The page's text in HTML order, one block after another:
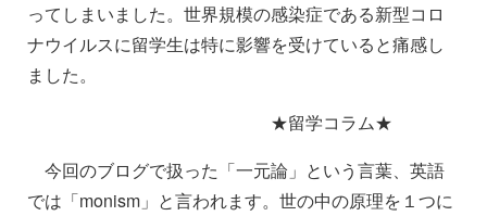
ってしまいました。世界規模の感染症である新型コロ
ナウイルスに留学生は特に影響を受けていると痛感し
ました。
★留学コラム★
今回のブログで扱った「一元論」という言葉、英語
では「monism」と言われます。世の中の原理を１つに